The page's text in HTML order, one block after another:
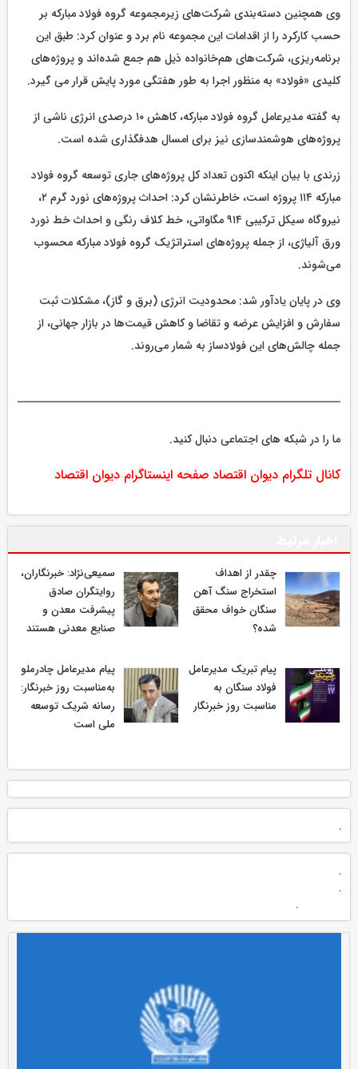
وی همچنین دسته‌بندی شرکت‌های زیرمجموعه گروه فولاد مبارکه بر
حسب کارکرد را از اقدامات این مجموعه نام برد و عنوان کرد: طبق این
برنامه‌ریزی، شرکت‌های هم‌خانواده ذیل هم جمع شده‌اند و پروژه‌های
کلیدی «فولاد» به منظور اجرا به طور هفتگی مورد پایش قرار می گیرد.
به گفته مدیرعامل گروه فولاد مبارکه، کاهش ۱۰ درصدی انرژی ناشی از
پروژه‌های هوشمندسازی نیز برای امسال هدفگذاری شده است.
زرندی با بیان اینکه اکنون تعداد کل پروژه‌های جاری توسعه گروه فولاد
مبارکه ۱۱۴ پروژه است، خاطرنشان کرد: احداث پروژه‌های نورد گرم ۲،
نیروگاه سیکل ترکیبی ۹۱۴ مگاواتی، خط کلاف رنگی و احداث خط نورد
ورق آلیاژی، از جمله پروژه‌های استراتژیک گروه فولاد مبارکه محسوب
می‌شوند.
وی در پایان یادآور شد: محدودیت انرژی (برق و گاز)، مشکلات ثبت
سفارش و افزایش عرضه و تقاضا و کاهش قیمت‌ها در بازار جهانی، از
جمله چالش‌های این فولادساز به شمار می‌روند.
ما را در شبکه های اجتماعی دنبال کنید.
کانال تلگرام دیوان اقتصاد صفحه اینستاگرام دیوان اقتصاد
چقدر از اهداف
استخراج سنگ آهن
سنگان خواف محقق
شده؟
سمیعی‌نژاد: خبرنگاران،
روایتگران صادق
پیشرفت معدن و
صنایع معدنی هستند
پیام تبریک مدیرعامل
فولاد سنگان به
مناسبت روز خبرنگار
پیام مدیرعامل چادرملو
به‌مناسبت روز خبرنگار:
رسانه شریک توسعه
ملی است
.
.
.
.